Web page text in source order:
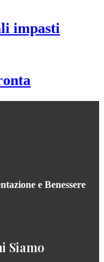
impasti
e Benessere
Siamo